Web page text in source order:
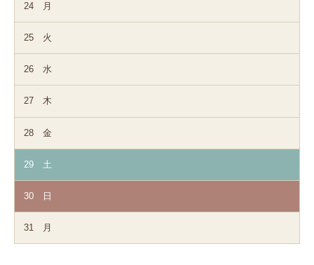
24 月
25 火
26 水
27 木
28 金
29 土
30 日
31 月